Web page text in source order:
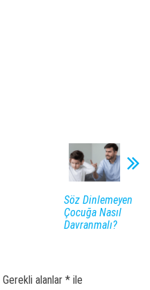
Söz Dinlemeyen
Çocuğa Nasıl
Davranmalı?
Gerekli alanlar * ile